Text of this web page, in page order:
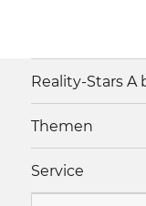
Reality-Stars A
Themen
Service